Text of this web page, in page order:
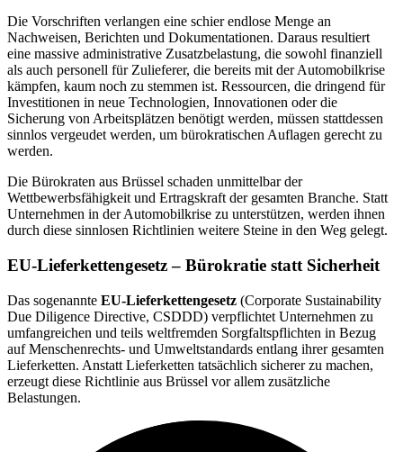
Die Vorschriften verlangen eine schier endlose Menge an
Nachweisen, Berichten und Dokumentationen. Daraus resultiert
eine massive administrative Zusatzbelastung, die sowohl finanziell
als auch personell für Zulieferer, die bereits mit der Automobilkrise
kämpfen, kaum noch zu stemmen ist. Ressourcen, die dringend für
Investitionen in neue Technologien, Innovationen oder die
Sicherung von Arbeitsplätzen benötigt werden, müssen stattdessen
sinnlos vergeudet werden, um bürokratischen Auflagen gerecht zu
werden.
Die Bürokraten aus Brüssel schaden unmittelbar der
Wettbewerbsfähigkeit und Ertragskraft der gesamten Branche. Statt
Unternehmen in der Automobilkrise zu unterstützen, werden ihnen
durch diese sinnlosen Richtlinien weitere Steine in den Weg gelegt.
EU-Lieferkettengesetz – Bürokratie statt Sicherheit
Das sogenannte EU-Lieferkettengesetz (Corporate Sustainability
Due Diligence Directive, CSDDD) verpflichtet Unternehmen zu
umfangreichen und teils weltfremden Sorgfaltspflichten in Bezug
auf Menschenrechts- und Umweltstandards entlang ihrer gesamten
Lieferketten. Anstatt Lieferketten tatsächlich sicherer zu machen,
erzeugt diese Richtlinie aus Brüssel vor allem zusätzliche
Belastungen.